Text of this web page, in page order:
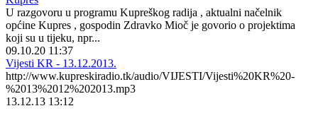
U razgovoru u programu Kupreškog radija , aktualni načelnik
općine Kupres , gospodin Zdravko Mioč je govorio o projektima
koji su u tijeku, npr...
09.10.20 11:37
Vijesti KR - 13.12.2013.
http://www.kupreskiradio.tk/audio/VIJESTI/Vijesti%20KR%20-
%2013%2012%202013.mp3
13.12.13 13:12